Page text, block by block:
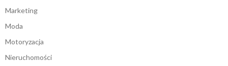
Marketing
Moda
Motoryzacja
Nieruchomości